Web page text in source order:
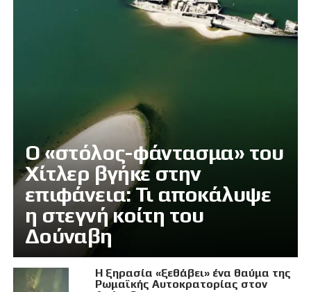
Ο «στόλος-φάντασμα» του
Χίτλερ βγήκε στην
επιφάνεια: Τι αποκάλυψε
η στεγνή κοίτη του
Δούναβη
Η ξηρασία «ξεθάβει» ένα θαύμα της
Ρωμαϊκής Αυτοκρατορίας στον